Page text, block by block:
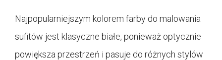
Najpopularniejszym kolorem farby do malowania
sufitów jest klasyczne białe, ponieważ optycznie
powiększa przestrzeń i pasuje do różnych stylów